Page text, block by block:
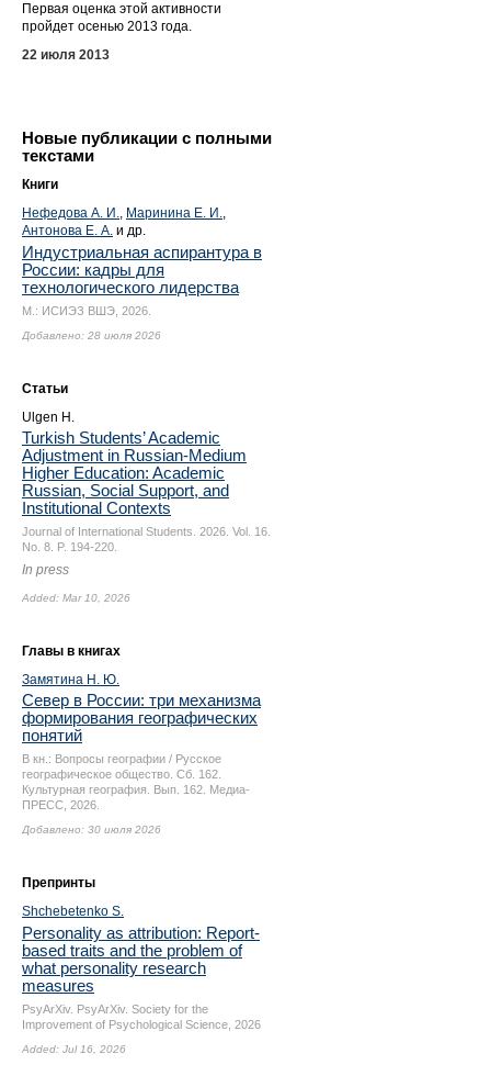
Первая оценка этой активности
пройдет осенью 2013 года.
22 июля 2013
Новые публикации с полными
текстами
Книги
Нефедова А. И., Маринина Е. И.,
Антонова Е. А. и др.
Индустриальная аспирантура в
России: кадры для
технологического лидерства
М.: ИСИЭЗ ВШЭ, 2026.
Добавлено: 28 июля 2026
Статьи
Ulgen H.
Turkish Students’ Academic
Adjustment in Russian-Medium
Higher Education: Academic
Russian, Social Support, and
Institutional Contexts
Journal of International Students. 2026. Vol. 16.
No. 8. P. 194-220.
In press
Added: Mar 10, 2026
Главы в книгах
Замятина Н. Ю.
Север в России: три механизма
формирования географических
понятий
В кн.: Вопросы географии / Русское
географическое общество. Сб. 162.
Культурная география. Вып. 162. Медиа-
ПРЕСС, 2026.
Добавлено: 30 июля 2026
Препринты
Shchebetenko S.
Personality as attribution: Report-
based traits and the problem of
what personality research
measures
PsyArXiv. PsyArXiv. Society for the
Improvement of Psychological Science, 2026
Added: Jul 16, 2026